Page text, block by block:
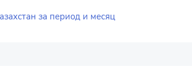
за период и месяц